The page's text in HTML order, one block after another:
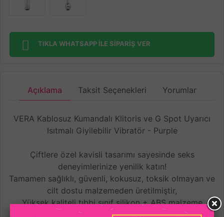
TIKLA WHATSAPP İLE SİPARİŞ VER
Açıklama Taksit Seçenekleri Yorumlar
VERA Kablosuz Kumandalı Klitoris ve G Spot Uyarıcı
Isıtmalı Giyilebilir Vibratör - Purple
Çiftlere özel kavisli tasarımı sayesinde seks
deneyimlerinize yenilik katın!
Tamamen sağlıklı, güvenli, kokusuz, toksik olmayan ve
cilt dostu malzemeden üretilmiştir,
Yüksek kaliteli tıbbi sınıf silikon + ABS malzeme
kullanılmıştır.